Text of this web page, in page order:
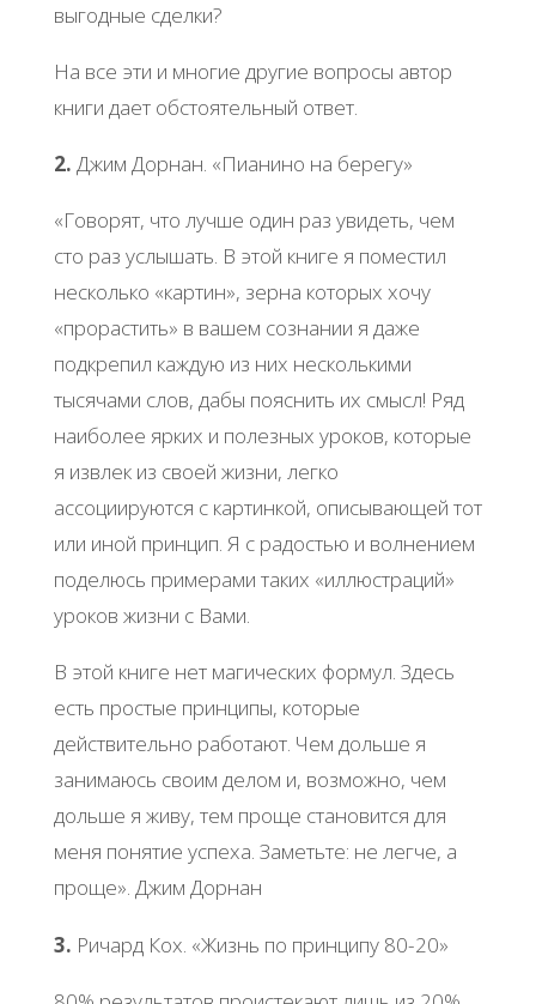
выгодные сделки?
На все эти и многие другие вопросы автор
книги дает обстоятельный ответ.
2. Джим Дорнан. «Пианино на берегу»
«Говорят, что лучше один раз увидеть, чем
сто раз услышать. В этой книге я поместил
несколько «картин», зерна которых хочу
«прорастить» в вашем сознании я даже
подкрепил каждую из них несколькими
тысячами слов, дабы пояснить их смысл! Ряд
наиболее ярких и полезных уроков, которые
я извлек из своей жизни, легко
ассоциируются с картинкой, описывающей тот
или иной принцип. Я с радостью и волнением
поделюсь примерами таких «иллюстраций»
уроков жизни с Вами.
В этой книге нет магических формул. Здесь
есть простые принципы, которые
действительно работают. Чем дольше я
занимаюсь своим делом и, возможно, чем
дольше я живу, тем проще становится для
меня понятие успеха. Заметьте: не легче, а
проще». Джим Дорнан
3. Ричард Кох. «Жизнь по принципу 80-20»